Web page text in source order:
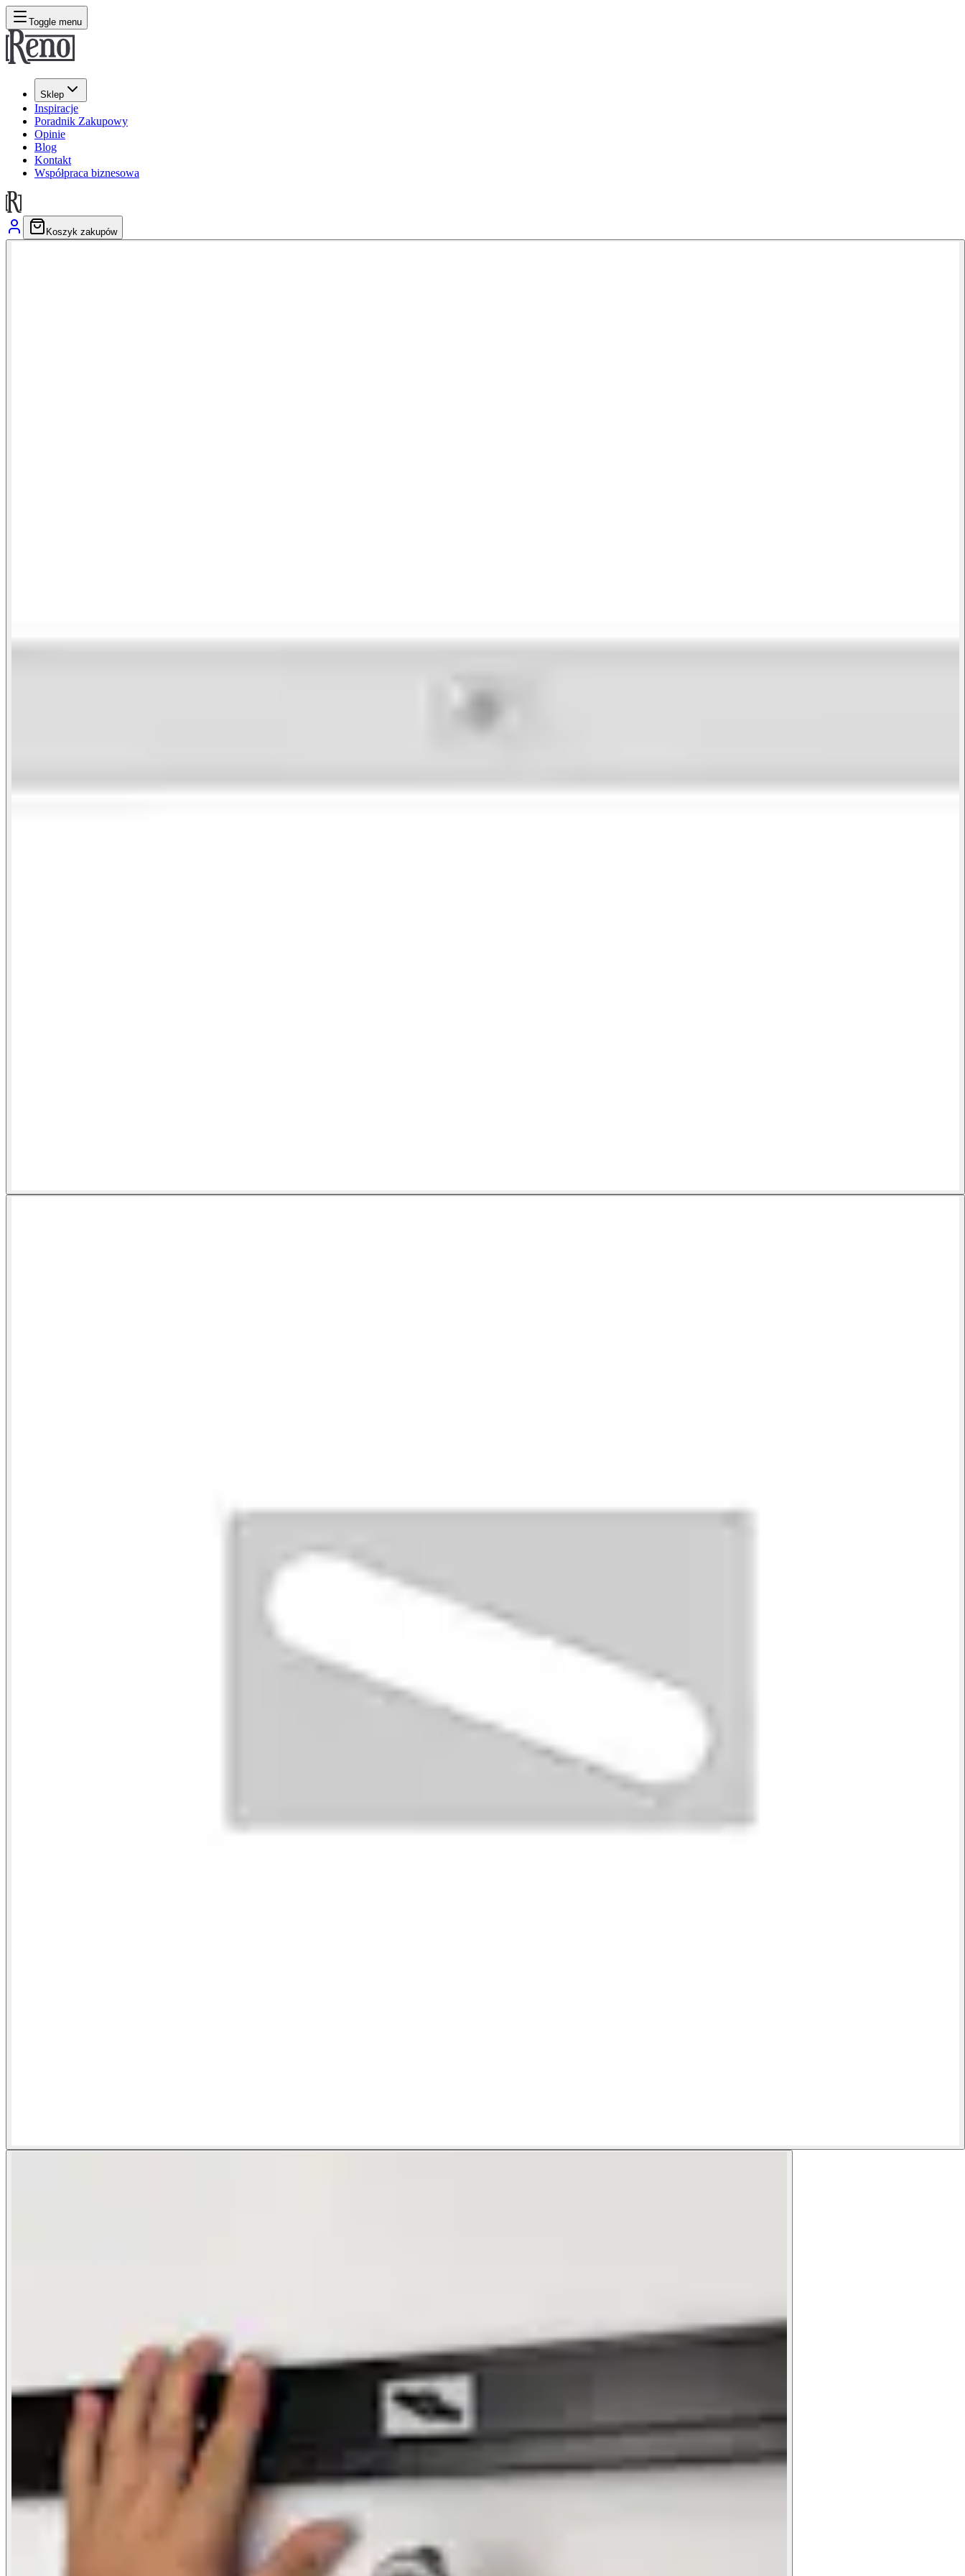
Toggle menu
Sklep
Inspiracje
Poradnik Zakupowy
Opinie
Blog
Kontakt
Współpraca biznesowa
Koszyk zakupów